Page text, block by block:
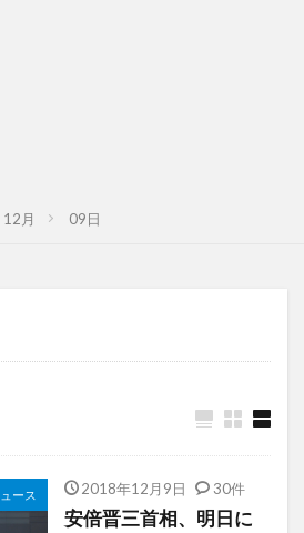
12月 09日
ース 2018年12月9日 30件
安倍晋三首相、明日に